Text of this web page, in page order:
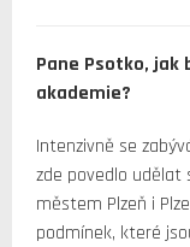
Pane Psotko, jak
akademie?
Intenzivně se
zde povedlo udělat
městem Plzeň i
podmínek, které